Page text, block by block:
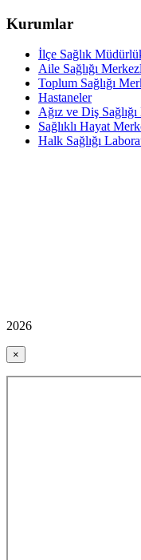
Kurumlar
İlçe Sağlık
Aile Sağlığı
Toplum Sağlığı
Hastaneler
Ağız ve Diş
Sağlıklı Hayat
Halk Sağlığı
2026
×